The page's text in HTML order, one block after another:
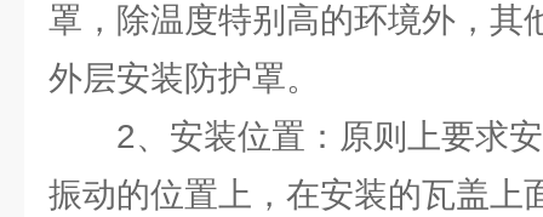
罩，除温度特别高的环境外，其
外层安装防护罩。
2、安装位置：原则上要求安
振动的位置上，在安装的瓦盖上